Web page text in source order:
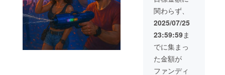
があり
ます。
す。ご
了承く
ださ
い。 ※
ご注文
状況、
使用部
材の供
給状
ご支援
購入に
より量
が向上
した場
合、正
規販売
価格が
材質：
ABS樹
脂 ●サ
イズ：
43×17.5
×6.5cm
●重さ：
0.8kg（
水無し
大8～
10m ●
バッテ
リー：
7.4V リ
チウム
電池
フル充
電：2時
関わらず、
2025/07/25
23:59:59ま
でに集まっ
た金額が
ファンディ